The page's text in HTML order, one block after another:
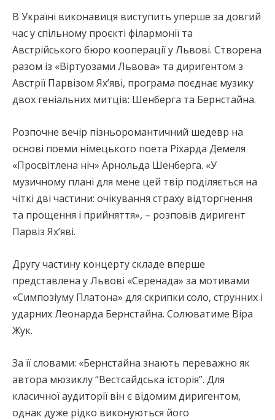
В Україні виконавиця виступить уперше за довгий
час у спільному проєкті філармонії та
Австрійського бюро кооперації у Львові. Створена
разом із «Віртуозами Львова» та диригентом з
Австрії Парвізом Яхʼяві, програма поєднає музику
двох геніальних митців: Шенберга та Бернстайна.
Розпочне вечір пізньоромантичний шедевр на
основі поеми німецького поета Ріхарда Демеля
«Просвітлена ніч» Арнольда Шенберга. «У
музичному плані для мене цей твір поділяється на
чіткі дві частини: очікування страху відторгнення
та прощення і прийняття», – розповів диригент
Парвіз Яхʼяві.
Другу частину концерту складе вперше
представлена у Львові «Серенада» за мотивами
«Симпозіуму Платона» для скрипки соло, струнних і
ударних Леонарда Бернстайна. Солюватиме Віра
Жук.
За її словами: «Бернстайна знають переважно як
автора мюзиклу “Вестсайдська історія”. Для
класичної аудиторії він є відомим диригентом,
однак дуже рідко виконуються його